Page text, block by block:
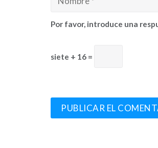
Por favor, introduce una
siete + 16 =